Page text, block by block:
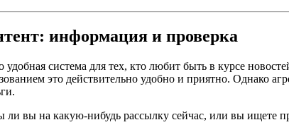
информация и проверка
система для тех, кто любит быть в курсе
это действительно удобно и приятно. Однако
вы на какую-нибудь рассылку сейчас, или вы ищете